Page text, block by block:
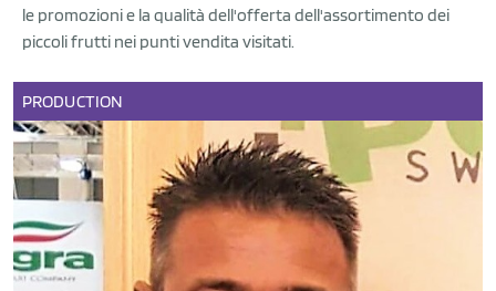
le promozioni e la qualità dell'offerta dell'assortimento dei
piccoli frutti nei punti vendita visitati.
PRODUCTION